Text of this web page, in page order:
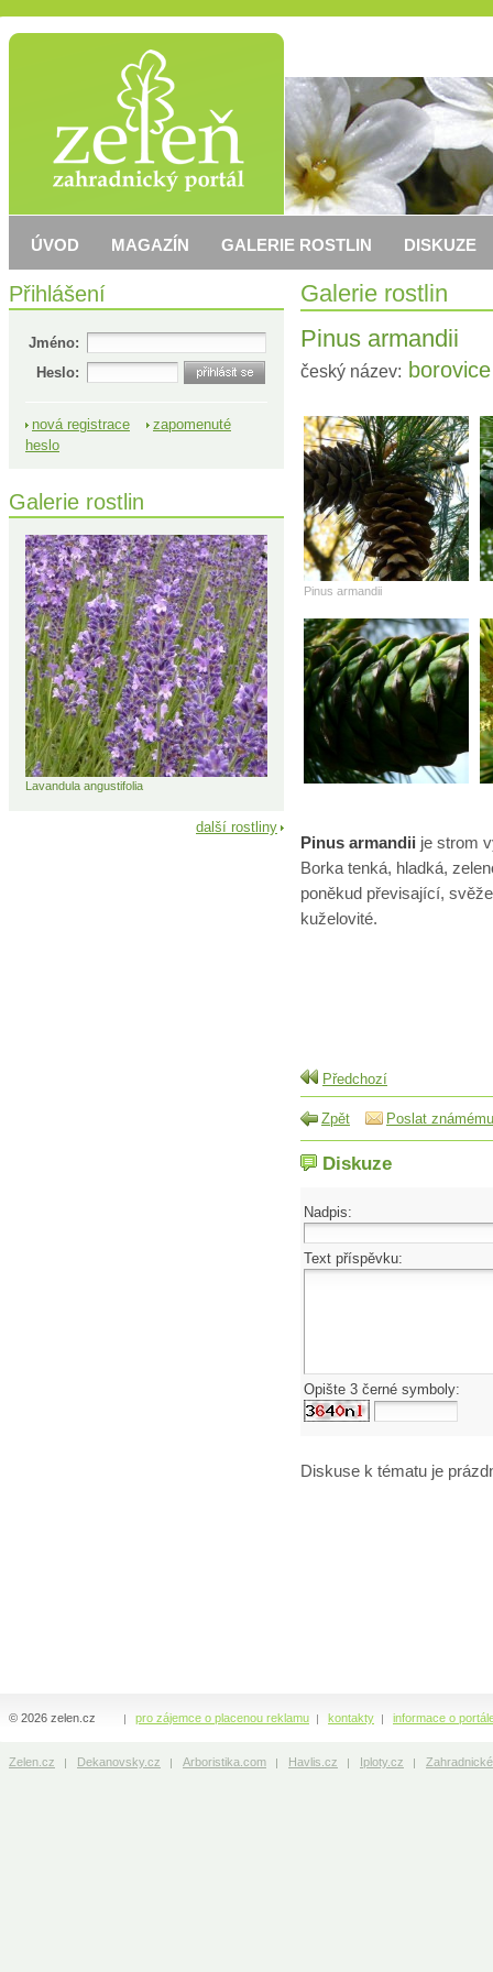
Galerie rostlin
Pinus armandii
český název:
Pinus armandii
Pinus armandii je strom
Borka tenká, hladká,
poněkud převisající,
kuželovité.
Předchozí
Zpět Poslat známému
Diskuze
Nadpis:
Text příspěvku:
Opište 3 černé symboly:
Diskuse k tématu je
Přihlášení
Jméno:
Heslo:
nová registrace
zapomenuté
heslo
Galerie rostlin
Lavandula angustifolia
další rostliny
ÚVOD MAGAZÍN GALERIE ROSTLIN DISKUZE
pro zájemce o placenou reklamu kontakty informace o
© 2026 zelen.cz
Zelen.cz Dekanovsky.cz Arboristika.com Havlis.cz Iploty.cz